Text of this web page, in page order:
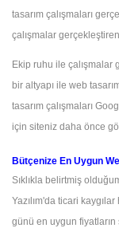
tasarım çalışmaları
çalışmalar gerçekleştiren
Ekip ruhu ile
bir altyapı ile web
tasarım çalışmaları
için siteniz daha önce
Bütçenize En Uygun
Sıklıkla belirtmiş
Yazılım'da ticari
günü en uygun fiyatların